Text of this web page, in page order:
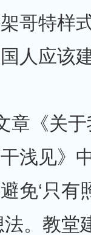
哥特样
人应该
章《关
浅见》
免‘只有
法。教堂